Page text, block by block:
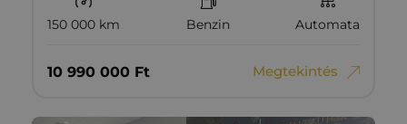
150 000 km Benzin Automata
10‏‏‎ ‎990‏‏‎ ‎000 Ft Megtekintés